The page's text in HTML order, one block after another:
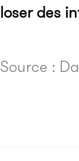
loser des
Source :